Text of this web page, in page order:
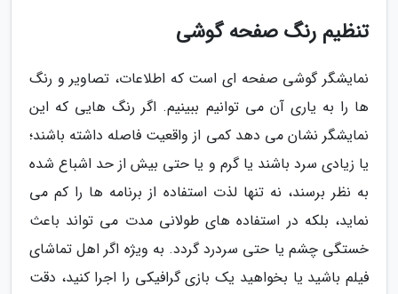
تنظیم رنگ صفحه گوشی
نمایشگر گوشی صفحه ای است که اطلاعات، تصاویر و رنگ
ها را به یاری آن می توانیم ببینیم. اگر رنگ هایی که این
نمایشگر نشان می دهد کمی از واقعیت فاصله داشته باشند؛
یا زیادی سرد باشند یا گرم و یا حتی بیش از حد اشباع شده
به نظر برسند، نه تنها لذت استفاده از برنامه ها را کم می
نماید، بلکه در استفاده های طولانی مدت می تواند باعث
خستگی چشم یا حتی سردرد گردد. به ویژه اگر اهل تماشای
فیلم باشید یا بخواهید یک بازی گرافیکی را اجرا کنید، دقت